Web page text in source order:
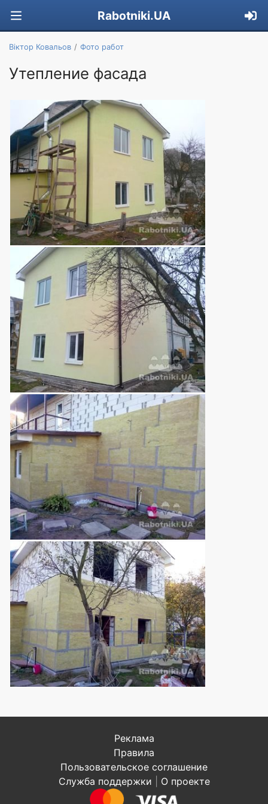
Rabotniki.UA
Віктор Ковальов Фото работ
Утепление фасада
Реклама
Правила
Пользовательское соглашение
Служба поддержки
О проекте